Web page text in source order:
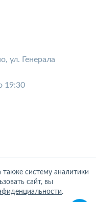
ул. Генерала
19:30
систему аналитики
сайт, вы
.